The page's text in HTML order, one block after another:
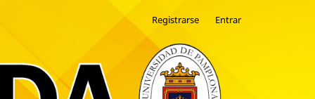
Registrarse Entrar